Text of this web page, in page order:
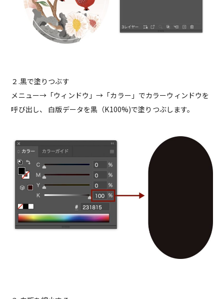
２.黒で塗りつぶす
メニュー→「ウィンドウ」→「カラー」でカラーウィンドウを
呼び出し、 白版データを黒（K100%)で塗りつぶします。